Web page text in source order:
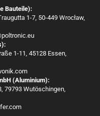
Bauteile):
1-7, 50-449 Wrocław,
1-11, 45128 Essen,
(Aluminium):
79793 Wutöschingen,